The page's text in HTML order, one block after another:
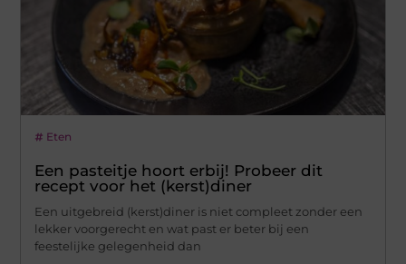
Eten
Een pasteitje hoort erbij! Probeer dit
recept voor het (kerst)diner
Een uitgebreid (kerst)diner is niet compleet zonder een
lekker voorgerecht en wat past er beter bij een
feestelijke gelegenheid dan